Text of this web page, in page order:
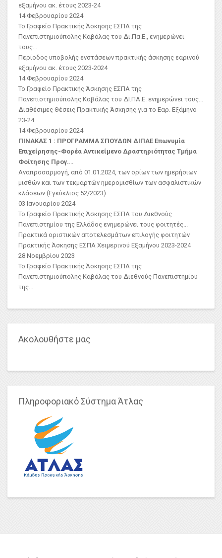
εξαμήνου ακ. έτους 2023-24
14 Φεβρουαρίου 2024
Το Γραφείο Πρακτικής Άσκησης ΕΣΠΑ της
Πανεπιστημιούπολης Καβάλας του Δι.Πα.Ε., ενημερώνει
τους...
Περίοδος υποβολής ενστάσεων πρακτικής άσκησης εαρινού
εξαμήνου ακ. έτους 2023-2024
14 Φεβρουαρίου 2024
Το Γραφείο Πρακτικής Άσκησης ΕΣΠΑ της
Πανεπιστημιούπολης Καβάλας του ΔΙ.ΠΑ.Ε. ενημερώνει τους...
Διαθέσιμες Θέσεις Πρακτικής Άσκησης για το Εαρ. Εξάμηνο
23-24
14 Φεβρουαρίου 2024
ΠΙΝΑΚΑΣ 1 : ΠΡΟΓΡΑΜΜΑ ΣΠΟΥΔΩΝ ΔΙΠΑΕ Επωνυμία
Επιχείρησης-Φορέα Αντικείμενο Δραστηριότητας Τμήμα
Φοίτησης Προγ....
Αναπροσαρμογή, από 01.01.2024, των ορίων των ημερήσιων
μισθών και των τεκμαρτών ημερομισθίων των ασφαλιστικών
κλάσεων (Εγκύκλιος 52/2023)
03 Ιανουαρίου 2024
Το Γραφείο Πρακτικής Άσκησης ΕΣΠΑ του Διεθνούς
Πανεπιστημίου της Ελλάδος ενημερώνει τους φοιτητές...
Πρακτικά οριστικών αποτελεσμάτων επιλογής φοιτητών
Πρακτικής Άσκησης ΕΣΠΑ Χειμερινού Εξαμήνου 2023-2024
28 Νοεμβρίου 2023
Το Γραφείο Πρακτικής Άσκησης ΕΣΠΑ της
Πανεπιστημιούπολης Καβάλας του Διεθνούς Πανεπιστημίου
της...
Ακολουθήστε μας
Πληροφοριακό Σύστημα Άτλας